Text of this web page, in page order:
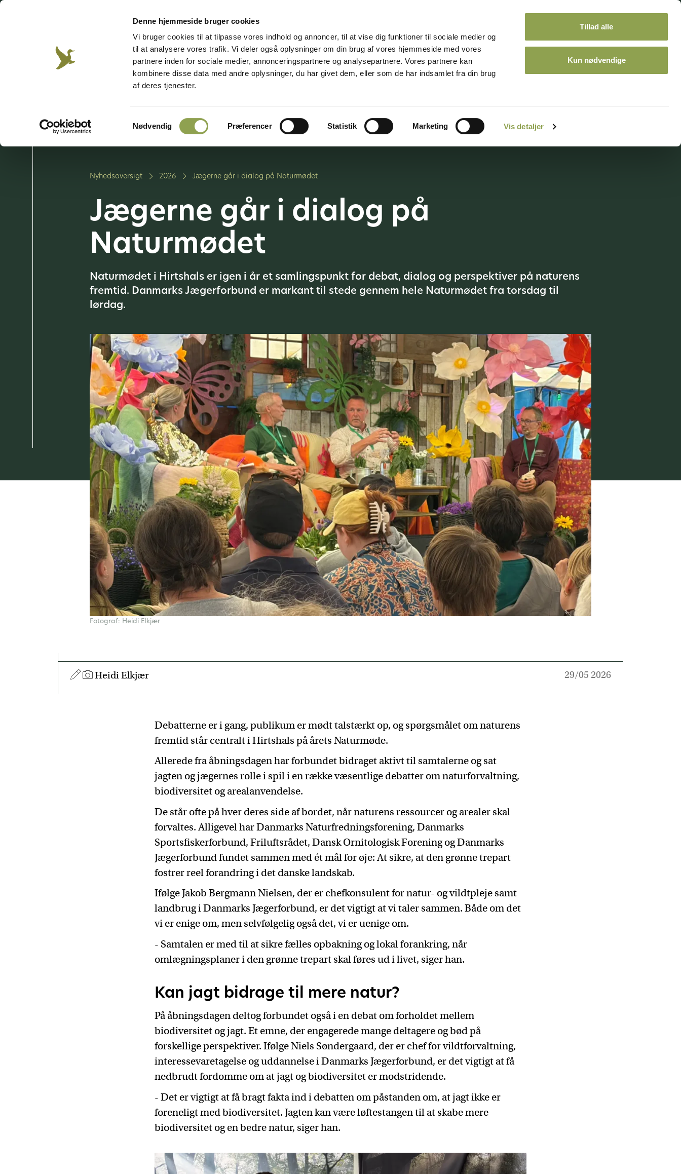
Denne hjemmeside bruger cookies
Vi bruger cookies til at tilpasse vores indhold og annoncer, til at vise dig funktioner til sociale medier og
til at analysere vores trafik. Vi deler også oplysninger om din brug af vores hjemmeside med vores
partnere inden for sociale medier, annonceringspartnere og analysepartnere. Vores partnere kan
kombinere disse data med andre oplysninger, du har givet dem, eller som de har indsamlet fra din brug
af deres tjenester.
Nødvendig Præferencer Statistik Marketing Vis detaljer
Tillad alle
Kun nødvendige
Jagt &
Våben &
skydning
Jægerweb Jagtprøven
Vores medier
Nyhedsoversigt 2026 Jægerne går i dialog på Naturmødet
Jægerne går i dialog på
Naturmødet
Naturmødet i Hirtshals er igen i år et samlingspunkt for debat, dialog og perspektiver på naturens
fremtid. Danmarks Jægerforbund er markant til stede gennem hele Naturmødet fra torsdag til
lørdag.
Fotograf: Heidi Elkjær
Heidi Elkjær 29/05 2026
Debatterne er i gang, publikum er mødt talstærkt op, og spørgsmålet om naturens
fremtid står centralt i Hirtshals på årets Naturmøde.
Allerede fra åbningsdagen har forbundet bidraget aktivt til samtalerne og sat
jagten og jægernes rolle i spil i en række væsentlige debatter om naturforvaltning,
biodiversitet og arealanvendelse.
De står ofte på hver deres side af bordet, når naturens ressourcer og arealer skal
forvaltes. Alligevel har Danmarks Naturfredningsforening, Danmarks
Sportsfiskerforbund, Friluftsrådet, Dansk Ornitologisk Forening og Danmarks
Jægerforbund fundet sammen med ét mål for øje: At sikre, at den grønne trepart
fostrer reel forandring i det danske landskab.
Ifølge Jakob Bergmann Nielsen, der er chefkonsulent for natur- og vildtpleje samt
landbrug i Danmarks Jægerforbund, er det vigtigt at vi taler sammen. Både om det
vi er enige om, men selvfølgelig også det, vi er uenige om.
- Samtalen er med til at sikre fælles opbakning og lokal forankring, når
omlægningsplaner i den grønne trepart skal føres ud i livet, siger han.
Kan jagt bidrage til mere natur?
På åbningsdagen deltog forbundet også i en debat om forholdet mellem
biodiversitet og jagt. Et emne, der engagerede mange deltagere og bød på
forskellige perspektiver. Ifølge Niels Søndergaard, der er chef for vildtforvaltning,
interessevaretagelse og uddannelse i Danmarks Jægerforbund, er det vigtigt at få
nedbrudt fordomme om at jagt og biodiversitet er modstridende.
- Det er vigtigt at få bragt fakta ind i debatten om påstanden om, at jagt ikke er
foreneligt med biodiversitet. Jagten kan være løftestangen til at skabe mere
biodiversitet og en bedre natur, siger han.